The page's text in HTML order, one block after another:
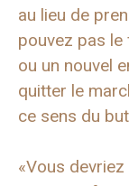
au lieu de
pouvez pas le
ou un nouvel
quitter le
ce sens du
«Vous